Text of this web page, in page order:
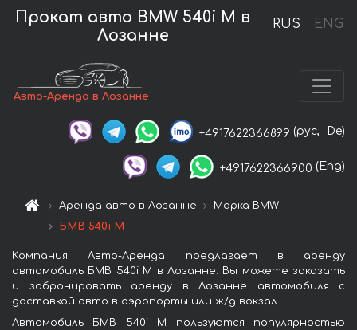
RUS ENG
Прокат авто BMW 540i M в
Лозанне
Авто-Аренда в Лозанне
+4917622366899 (рус, De)
+4917622366900 (Eng)
Аренда авто в Лозанне
Марка BMW
БМВ 540i M
Компания Авто-Аренда предлагает в аренду
автомобиль БМВ 540i M в Лозанне. Вы можете заказать
и забронировать аренду в Лозанне автомобиля с
доставкой авто в аэропорты или ж/д вокзал.
Автомобиль БМВ 540i M пользуются популярностью